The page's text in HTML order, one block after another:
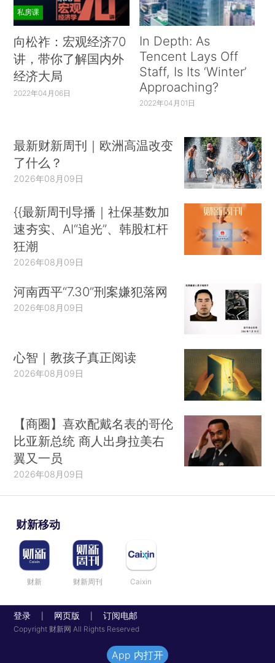
私房课
向松祚：宏观经济70
讲，带你了解国内外
经济大局
2022年04月06日
In Depth: As
Tencent Lays Off
Staff, Is Its ‘Winter’
Approaching?
2022年04月01日
最新财新周刊｜欧洲高温改变
了什么？
2026年08月09日
{{最新周刊导播｜社保基数加
速夯实、AI“追光”、韩股杠杆
狂潮
2026年08月09日
河南西平“7.30”刑案嫌犯落网
2026年08月09日
心智｜教孩子真正阅读
2026年08月09日
【商圈】喜欢配戴名表的哥伦
比亚新总统 商人出身拉美右
翼又一员
2026年08月09日
财新移动
财新 财新周刊 Caixin
登录 网页版 订阅电邮
Copyright 财新网 All Rights Reserved
App 内打开